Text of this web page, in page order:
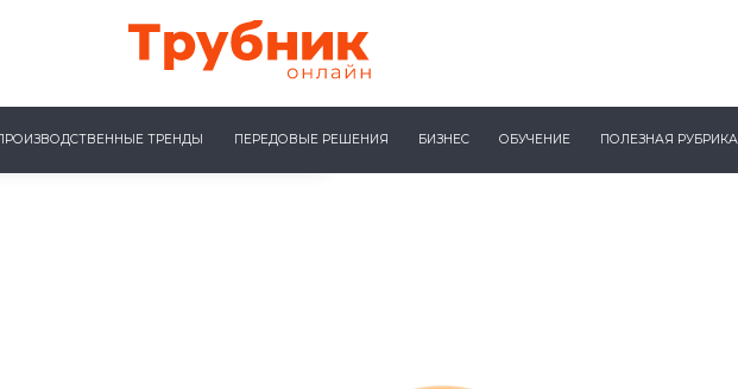
ТРЕНДЫ ПЕРЕДОВЫЕ РЕШЕНИЯ БИЗНЕС ОБУЧЕНИЕ ПОЛЕЗНАЯ РУБРИКА